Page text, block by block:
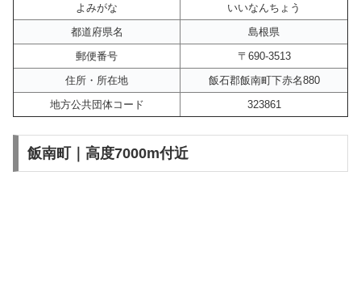
よみがな
いいなんちょう
都道府県名
島根県
郵便番号
〒690-3513
住所・所在地
飯石郡飯南町下赤名880
地方公共団体コード
323861
飯南町｜高度7000m付近